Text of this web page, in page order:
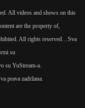
All videos and shows on this
are the property of,
All rights reserved… Sva
su
su YuStream-a.
prava zadržana.